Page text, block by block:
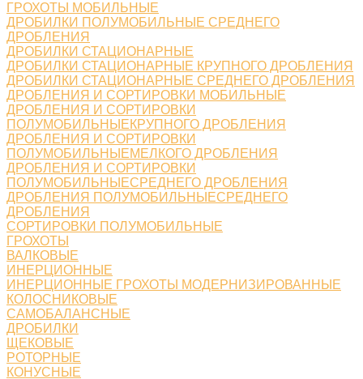
ГРОХОТЫ МОБИЛЬНЫЕ
ДРОБИЛКИ ПОЛУМОБИЛЬНЫЕ СРЕДНЕГО
ДРОБЛЕНИЯ
ДРОБИЛКИ СТАЦИОНАРНЫЕ
ДРОБИЛКИ СТАЦИОНАРНЫЕ КРУПНОГО ДРОБЛЕНИЯ
ДРОБИЛКИ СТАЦИОНАРНЫЕ СРЕДНЕГО ДРОБЛЕНИЯ
ДРОБЛЕНИЯ И СОРТИРОВКИ МОБИЛЬНЫЕ
ДРОБЛЕНИЯ И СОРТИРОВКИ
ПОЛУМОБИЛЬНЫЕКРУПНОГО ДРОБЛЕНИЯ
ДРОБЛЕНИЯ И СОРТИРОВКИ
ПОЛУМОБИЛЬНЫЕМЕЛКОГО ДРОБЛЕНИЯ
ДРОБЛЕНИЯ И СОРТИРОВКИ
ПОЛУМОБИЛЬНЫЕСРЕДНЕГО ДРОБЛЕНИЯ
ДРОБЛЕНИЯ ПОЛУМОБИЛЬНЫЕСРЕДНЕГО
ДРОБЛЕНИЯ
СОРТИРОВКИ ПОЛУМОБИЛЬНЫЕ
ГРОХОТЫ
ВАЛКОВЫЕ
ИНЕРЦИОННЫЕ
ИНЕРЦИОННЫЕ ГРОХОТЫ МОДЕРНИЗИРОВАННЫЕ
КОЛОСНИКОВЫЕ
САМОБАЛАНСНЫЕ
ДРОБИЛКИ
ЩЕКОВЫЕ
РОТОРНЫЕ
КОНУСНЫЕ